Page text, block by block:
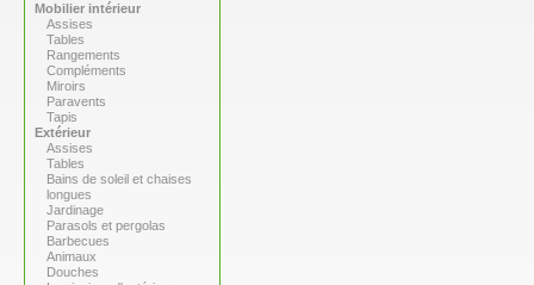
Mobilier intérieur
Assises
Tables
Rangements
Compléments
Miroirs
Paravents
Tapis
Extérieur
Assises
Tables
Bains de soleil et chaises
longues
Jardinage
Parasols et pergolas
Barbecues
Animaux
Douches